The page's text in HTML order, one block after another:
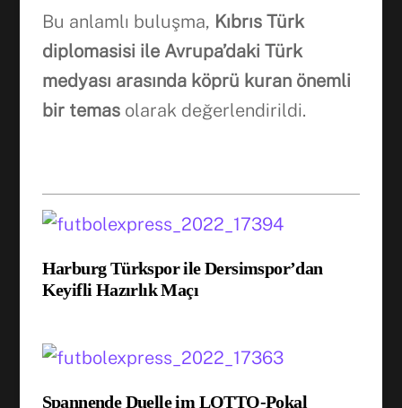
Bu anlamlı buluşma, Kıbrıs Türk
diplomasisi ile Avrupa’daki Türk
medyası arasında köprü kuran önemli
bir temasolarak değerlendirildi.
Harburg Türkspor ile Dersimspor’dan
Keyifli Hazırlık Maçı
Spannende Duelle im LOTTO-Pokal